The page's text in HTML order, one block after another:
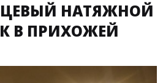
НАТЯЖНОЙ
В ПРИХОЖЕЙ